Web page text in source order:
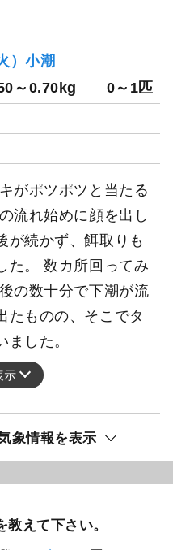
）小潮
～0.70kg 0～1匹
がポツポツと当たる
流れ始めに顔を出し
が続かず、餌取りも
た。 数カ所回ってみ
の数十分で下潮が流
たものの、そこでタ
ました。
示
象情報を表示
えて下さい。